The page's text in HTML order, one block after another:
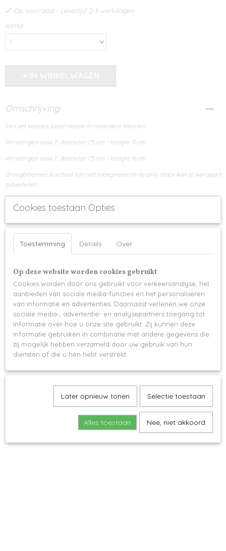
✓ Op voorraad - Levertijd 2-3 werkdagen
Aantal
Omschrijving
Een set vaasjes, beschikbaar in meerdere kleuren.
Afmetingen vaas 1 : diameter 7,5 cm - hoogte 11 cm
Afmetingen vaas 1 : diameter 7,5 cm - hoogte 16 cm
Droogbloemen & schaal zijn niet inbegrepen in de prijs maar kan je wel apart
bijbestellen
Ook interessant
Terrazzo Vaas (Blush)
Cookies toestaan Opties
Toestemming Details Over
Op deze website worden cookies gebruikt
Cookies worden door ons gebruikt voor verkeersanalyse, het
aanbieden van sociale media-functies en het personaliseren
van informatie en advertenties. Daarnaast verlenen we onze
sociale media-, advertentie- en analysepartners toegang tot
informatie over hoe u onze site gebruikt. Zij kunnen deze
informatie gebruiken in combinatie met andere gegevens die
zij mogelijk hebben verzameld door uw gebruik van hun
diensten of die u hen hebt verstrekt.
Later opnieuw tonen Selectie toestaan
Alles toestaan Nee, niet akkoord